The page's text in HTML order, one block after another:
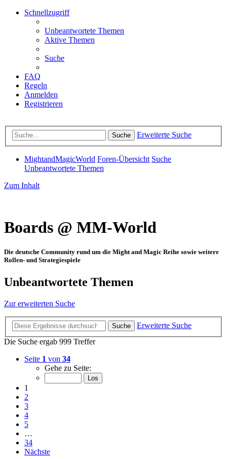
Schnellzugriff
Unbeantwortete Themen
Aktive Themen
Suche
FAQ
Regeln
Anmelden
Registrieren
Suche Erweiterte Suche
MightandMagicWorld Foren-Übersicht Suche
Unbeantwortete Themen
Zum Inhalt
Boards @ MM-World
Die deutsche Community rund um die Might and Magic Reihe sowie weitere
Rollen- und Strategiespiele
Unbeantwortete Themen
Zur erweiterten Suche
Suche
Erweiterte Suche
Die Suche ergab 999 Treffer
Seite 1 von 34
Gehe zu Seite:
1
2
3
4
5
…
34
Nächste